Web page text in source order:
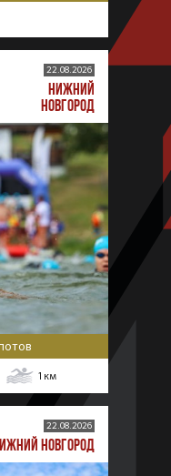
22.08.2026
НИЖНИЙ
НОВГОРОД
1 км
22.08.2026
НОВГОРОД